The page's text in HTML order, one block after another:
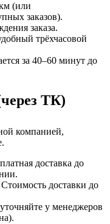
(или
заказов).
заказа.
трёхчасовой
за 40–60 минут до
ТК)
компанией,
доставка до
Стоимость доставки до
уточняйте у менеджеров